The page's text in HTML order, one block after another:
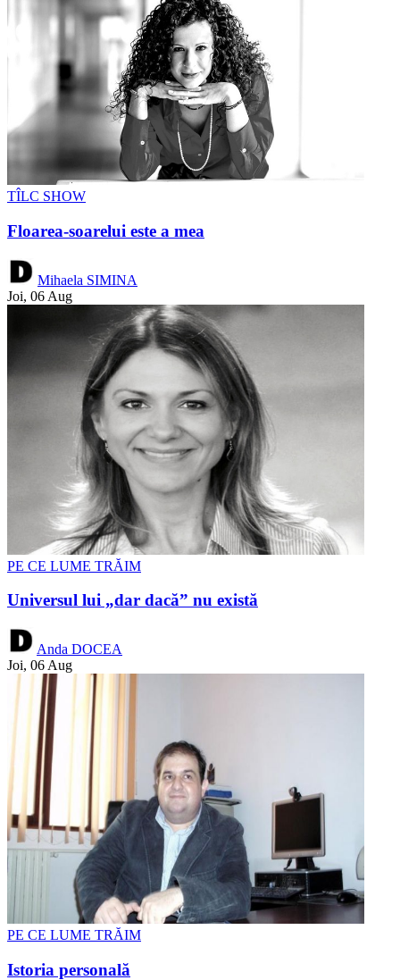
TÎLC SHOW
Floarea-soarelui este a mea
Mihaela SIMINA
Joi, 06 Aug
PE CE LUME TRĂIM
Universul lui „dar dacă” nu există
Anda DOCEA
Joi, 06 Aug
PE CE LUME TRĂIM
Istoria personală